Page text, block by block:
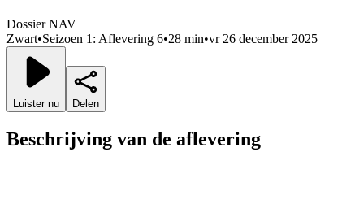
Dossier NAV
Zwart•Seizoen 1: Aflevering 6•28 min•vr 26 december 2025
Luister nu Delen
Beschrijving van de aflevering